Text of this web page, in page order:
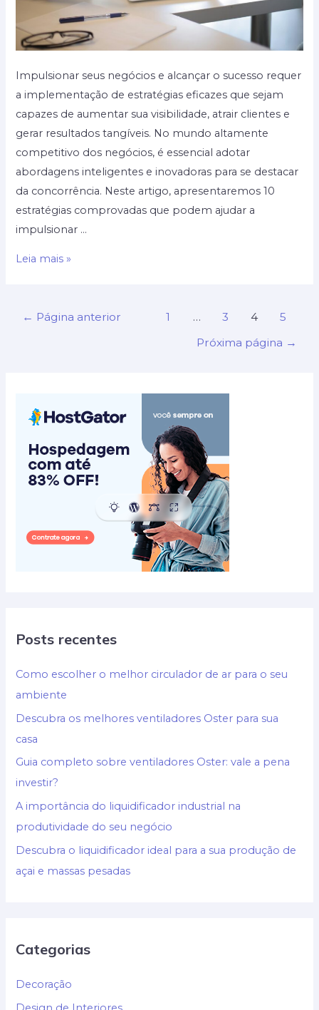
Impulsionar seus negócios e alcançar o sucesso requer
a implementação de estratégias eficazes que sejam
capazes de aumentar sua visibilidade, atrair clientes e
gerar resultados tangíveis. No mundo altamente
competitivo dos negócios, é essencial adotar
abordagens inteligentes e inovadoras para se destacar
da concorrência. Neste artigo, apresentaremos 10
estratégias comprovadas que podem ajudar a
impulsionar …
Estratégias
impulsionar
Leia mais »
Paginação
← Página anterior 1 … 3 4
5
Próxima página →
Posts recentes
Como escolher o melhor circulador de ar para o seu
ambiente
Descubra os melhores ventiladores Oster para sua
casa
Guia completo sobre ventiladores Oster: vale a pena
investir?
A importância do liquidificador industrial na
produtividade do seu negócio
Descubra o liquidificador ideal para a sua produção de
açai e massas pesadas
Categorias
Decoração